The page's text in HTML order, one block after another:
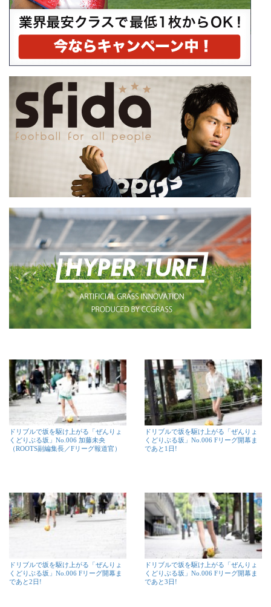
ドリブルで坂を駆け上がる「ぜんりょ
くどりぶる坂」No.006 加藤未央
（ROOTS副編集長／Fリーグ報道官）
ドリブルで坂を駆け上がる「ぜんりょ
くどりぶる坂」No.006 Fリーグ開幕ま
であと1日!
ドリブルで坂を駆け上がる「ぜんりょ
くどりぶる坂」No.006 Fリーグ開幕ま
であと2日!
ドリブルで坂を駆け上がる「ぜんりょ
くどりぶる坂」No.006 Fリーグ開幕ま
であと3日!